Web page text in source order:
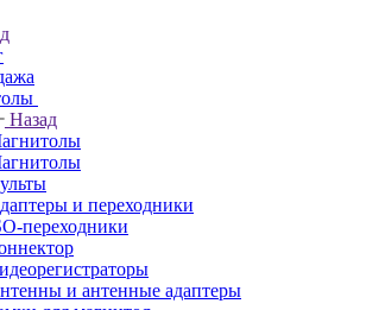
Назад
и переходники
переходники
и антенные адаптеры